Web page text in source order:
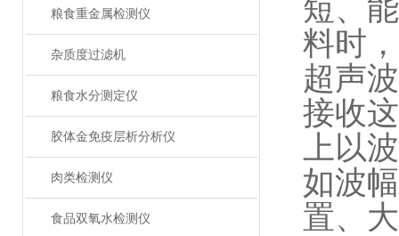
粮食重金属检测仪
杂质度过滤机
粮食水分测定仪
胶体金免疫层析分析仪
肉类检测仪
食品双氧水检测仪
短、
料时
超声
接收
上以
如波
置、